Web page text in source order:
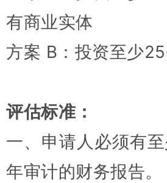
有商业实体
方案 B：投资至少
评估标准：
一、申请人必须有
年审计的财务报告。